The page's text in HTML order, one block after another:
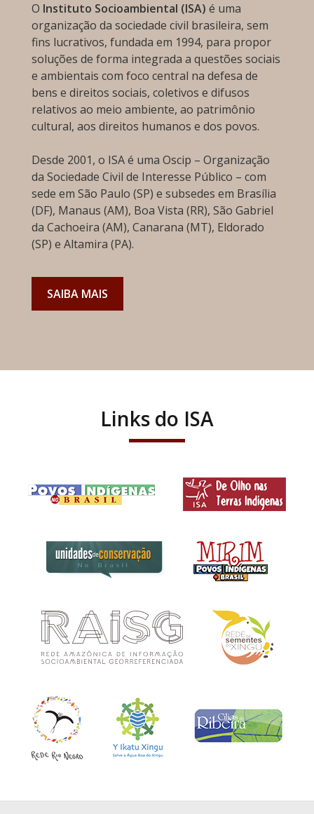
O Instituto Socioambiental (ISA) é uma
organização da sociedade civil brasileira, sem
fins lucrativos, fundada em 1994, para propor
soluções de forma integrada a questões sociais
e ambientais com foco central na defesa de
bens e direitos sociais, coletivos e difusos
relativos ao meio ambiente, ao patrimônio
cultural, aos direitos humanos e dos povos.
Desde 2001, o ISA é uma Oscip – Organização
da Sociedade Civil de Interesse Público – com
sede em São Paulo (SP) e subsedes em Brasília
(DF), Manaus (AM), Boa Vista (RR), São Gabriel
da Cachoeira (AM), Canarana (MT), Eldorado
(SP) e Altamira (PA).
SAIBA MAIS
Links do ISA